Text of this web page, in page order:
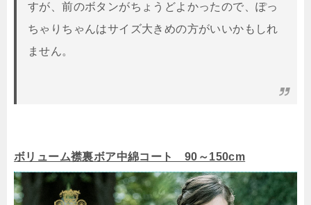
すが、前のボタンがちょうどよかったので、ぽっ
ちゃりちゃんはサイズ大きめの方がいいかもしれ
ません。
ボリューム襟裏ボア中綿コート 90～150cm